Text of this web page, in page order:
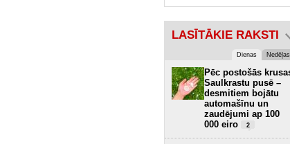
LASĪTĀKIE RAKSTI
Dienas Nedēļas
Pēc postošās
Saulkrastu pusē –
desmitiem bojātu
automašīnu un
zaudējumi ap 100
000 eiro
2